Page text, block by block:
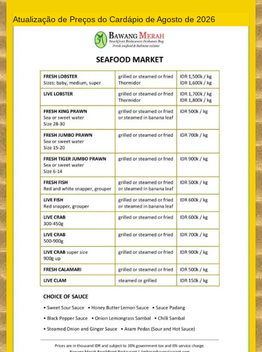
Atualização de Preços do Cardápio de Agosto de 2026